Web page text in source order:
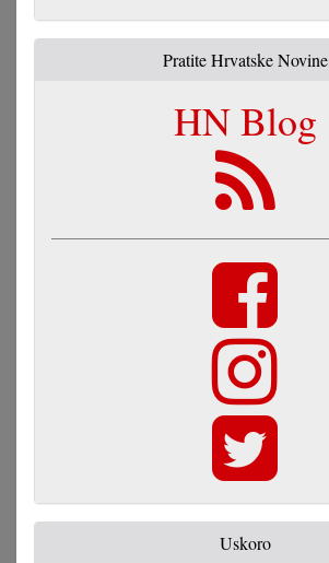
Pratite Hrvatske Novine
HN Blog
Uskoro